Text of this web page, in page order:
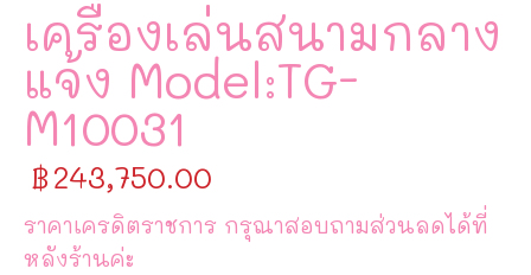
เครื่องเล่นสนามกลาง
แจ้ง Model:TG-
M10031
฿243,750.00
ราคาเครดิตราชการ กรุณาสอบถามส่วนลดได้ที่
หลังร้านค่ะ